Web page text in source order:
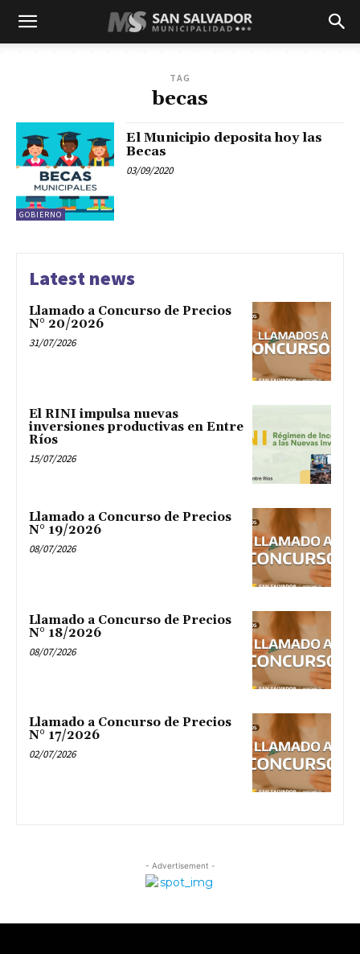
TAG
becas
GOBIERNO
El Municipio deposita hoy las
Becas
03/09/2020
Latest news
Llamado a Concurso de Precios
N° 20/2026
31/07/2026
El RINI impulsa nuevas
inversiones productivas en Entre
Ríos
15/07/2026
Llamado a Concurso de Precios
N° 19/2026
08/07/2026
Llamado a Concurso de Precios
N° 18/2026
08/07/2026
Llamado a Concurso de Precios
N° 17/2026
02/07/2026
- Advertisement -